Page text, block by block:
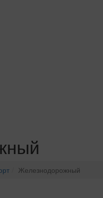
Железнодорожный